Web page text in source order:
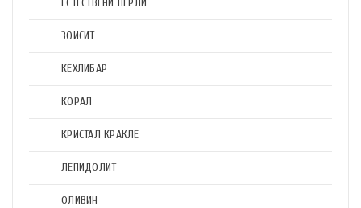
ЕСТЕСТВЕНИ ПЕРЛИ
ЗОИСИТ
КЕХЛИБАР
КОРАЛ
КРИСТАЛ КРАКЛЕ
ЛЕПИДОЛИТ
ОЛИВИН